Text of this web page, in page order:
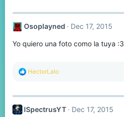
Osoplayned Dec 17, 2015
Yo quiero una foto como la tuya :3
R
c
i
HectorLalo
lSpectrusYT Dec 17, 2015